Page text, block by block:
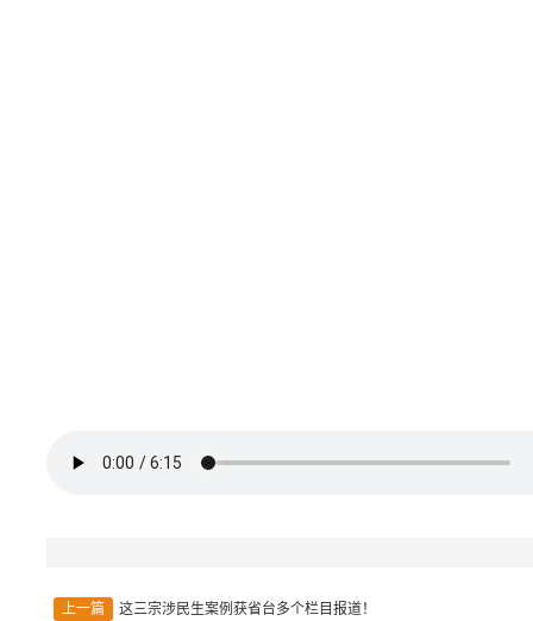
上一篇
这三宗涉民生案例获省台多个栏目报道！